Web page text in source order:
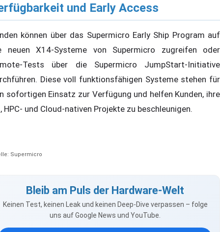
und Early Access
können über das Supermicro Early Ship Program auf
neuen X14-Systeme von Supermicro zugreifen oder
Tests über die Supermicro JumpStart-Initiative
Diese voll funktionsfähigen Systeme stehen für
sofortigen Einsatz zur Verfügung und helfen Kunden, ihre
HPC- und Cloud-nativen Projekte zu beschleunigen.
Supermicro
Bleib am Puls der Hardware-Welt
Keinen Test, keinen Leak und keinen Deep-Dive verpassen – folge
uns auf Google News und YouTube.